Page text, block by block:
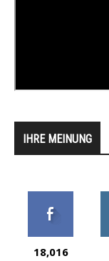
IHRE MEINUNG
18,016